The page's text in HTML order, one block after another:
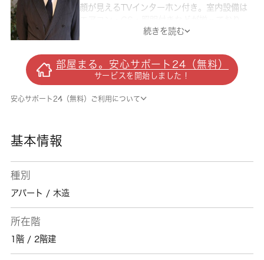
顔が見えるTVインターホン付き。室内設備は
とても充実しています。お部屋には寝室や収
できるロフトを備え付けています。敷金不要の
アパートなので、初期費用を減らすことができ
ます。フローリングが魅力的な、木の温かみの
あるアパートとなっています。 城南コミュニ
続きを読む
部屋まる。安心サポート24（無料）
サービスを開始しました！
安心サポート24（無料）ご利用について
基本情報
種別
アパート / 木造
所在階
1階 / 2階建